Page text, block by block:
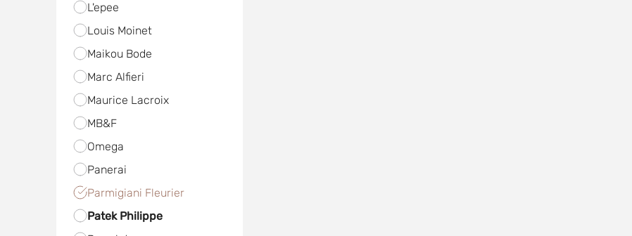
L'epee
Louis Moinet
Maikou Bode
Marc Alfieri
Maurice Lacroix
MB&F
Omega
Panerai
Parmigiani Fleurier
Patek Philippe